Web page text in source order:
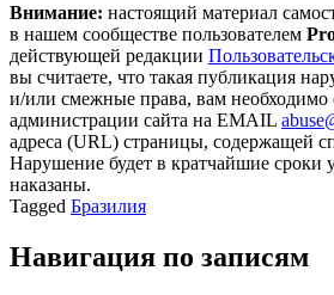
Внимание: настоящий материал
в нашем сообществе пользователем
действующей редакции
вы считаете, что такая публикация
и/или смежные права, вам необходимо
администрации сайта на EMAIL
адреса (URL) страницы, содержащей
Нарушение будет в кратчайшие сроки
наказаны.
Tagged Бразилия
Навигация по записям